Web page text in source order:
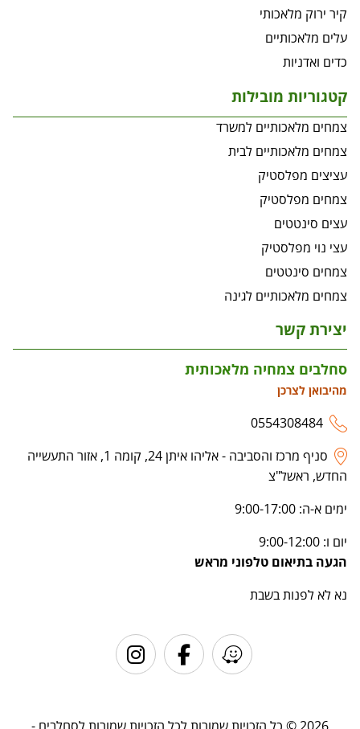
קיר ירוק מלאכותי
עלים מלאכותיים
כדים ואדניות
קטגוריות מובילות
צמחים מלאכותיים למשרד
צמחים מלאכותיים לבית
עציצים מפלסטיק
צמחים מפלסטיק
עצים סינטטים
עצי נוי מפלסטיק
צמחים סינטטים
צמחים מלאכותיים לגינה
יצירת קשר
סחלבים צמחיה מלאכותית
מהיבואן לצרכן
0554308484
סניף מרכז והסביבה - אליהו איתן 24, קומה 1, אזור התעשייה
החדש, ראשל"צ
ימים א-ה: 9:00-17:00
יום ו: 9:00-12:00
הגעה בתיאום טלפוני מראש
נא לא לפנות בשבת